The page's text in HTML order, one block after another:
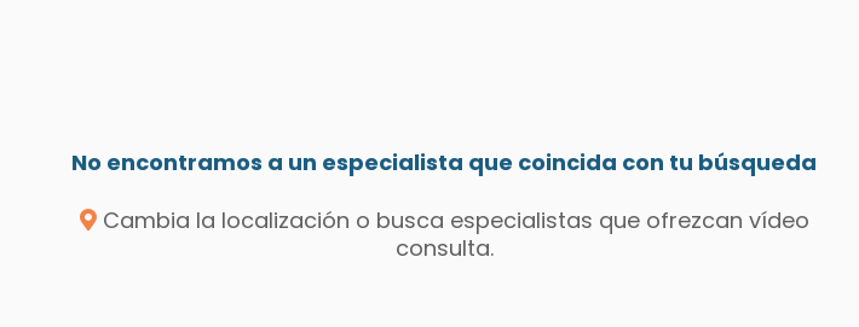
No encontramos a un especialista que coincida con tu búsqueda
Cambia la localización o busca especialistas que ofrezcan vídeo
consulta.